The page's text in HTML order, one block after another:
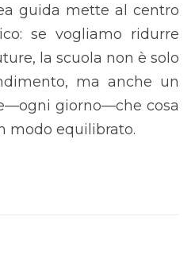
guida mette al centro
se vogliamo ridurre
la scuola non è solo
ma anche un
giorno—che cosa
modo equilibrato.